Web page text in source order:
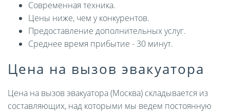
Современная техника.
Цены ниже, чем у конкурентов.
Предоставление дополнительных услуг.
Среднее время прибытие - 30 минут.
Цена на вызов эвакуатора
Цена на вызов эвакуатора (Москва) складывается из
составляющих, над которыми мы ведем постоянную